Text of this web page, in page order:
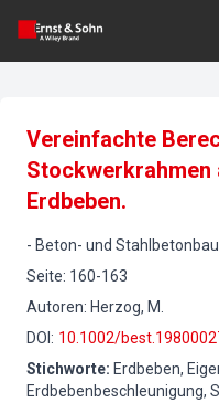
Vereinfachte
Stockwerkrahmen
Erdbeben.
- Beton- und Stahlbetonbau
Seite: 160-163
Autoren: Herzog, M.
DOI : 10.1002/
Stichworte: Erdbeben,
Erdbebenbeschleunigung,